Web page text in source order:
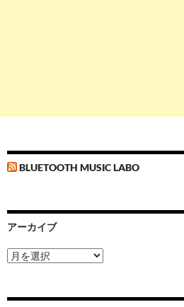
BLUETOOTH MUSIC LABO
アーカイブ
ア
ー
ブ